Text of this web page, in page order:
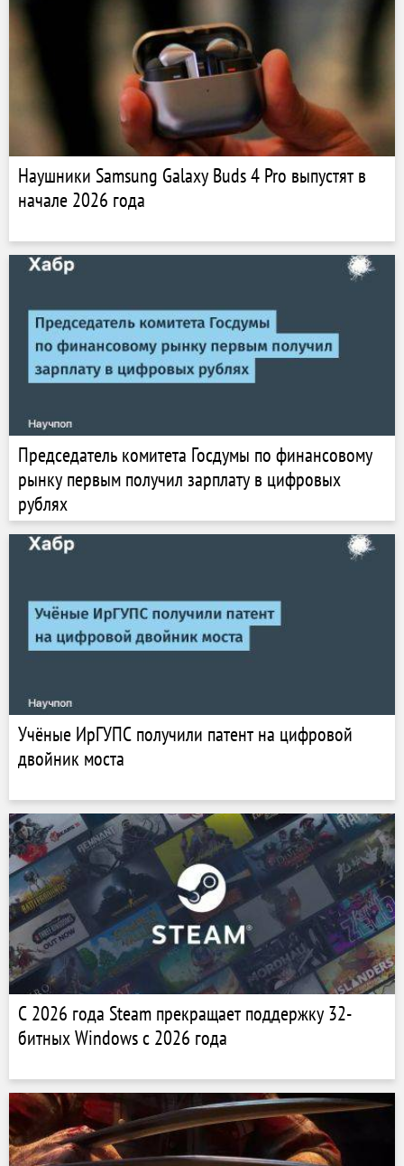
Наушники Samsung Galaxy Buds 4 Pro выпустят в
начале 2026 года
Председатель комитета Госдумы по финансовому
рынку первым получил зарплату в цифровых
рублях
Учёные ИрГУПС получили патент на цифровой
двойник моста
С 2026 года Steam прекращает поддержку 32-
битных Windows с 2026 года